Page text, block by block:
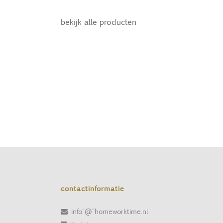
bekijk alle producten
contactinformatie
info"@"homeworktime.nl